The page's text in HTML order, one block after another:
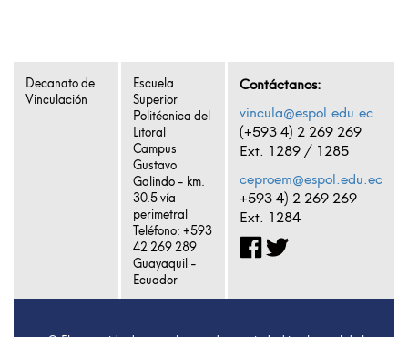
Decanato de
Vinculación
Escuela
Superior
Politécnica del
Litoral
Campus
Gustavo
Galindo - km.
30.5 vía
perimetral
Teléfono: +593
42 269 289
Guayaquil -
Ecuador
Contáctanos:
vincula@espol.edu.ec
(+593 4) 2 269 269
Ext. 1289 / 1285
ceproem@espol.edu.ec
+593 4) 2 269 269
Ext. 1284